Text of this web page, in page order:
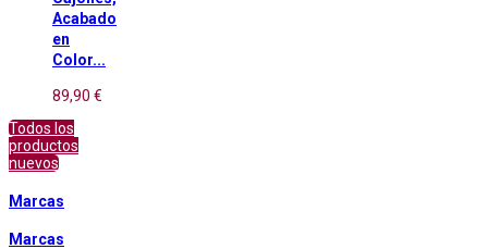
Acabado
en
Color...
89,90 €
Todos los
productos
nuevos
Marcas
Marcas